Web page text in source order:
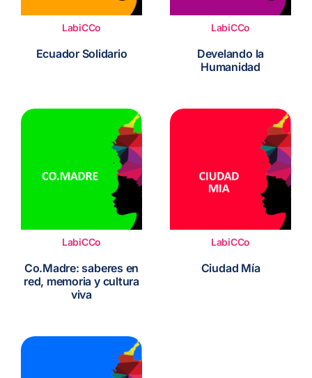
LabiCCo
Ecuador Solidario
LabiCCo
Develando la
Humanidad
LabiCCo
Co.Madre: saberes en
red, memoria y cultura
viva
LabiCCo
Ciudad Mía